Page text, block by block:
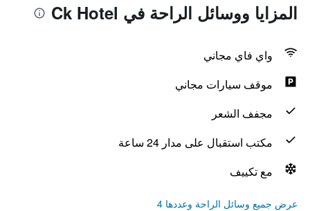
المزايا ووسائل الراحة في Ck Hotel
واي فاي مجاني
موقف سيارات مجاني
مجفف الشعر
مكتب استقبال على مدار 24 ساعة
مع تكييف
عرض جميع وسائل الراحة وعددها 4